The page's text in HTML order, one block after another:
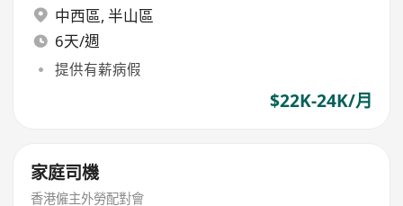
中西區, 半山區
6天/週
提供有薪病假
$22K-24K/月
家庭司機
香港僱主外勞配對會